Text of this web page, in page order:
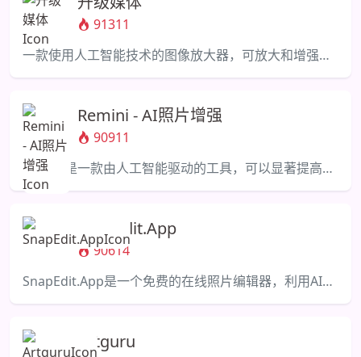
91311
一款使用人工智能技术的图像放大器，可放大和增强照片而不会损失质量。
Remini - AI照片增强
90911
Remini是一款由人工智能驱动的工具，可以显著提高照片和视频的质量。
SnapEdit.App
90614
SnapEdit.App是一个免费的在线照片编辑器，利用AI技术删除物体/人物并增强照片。
Artguru